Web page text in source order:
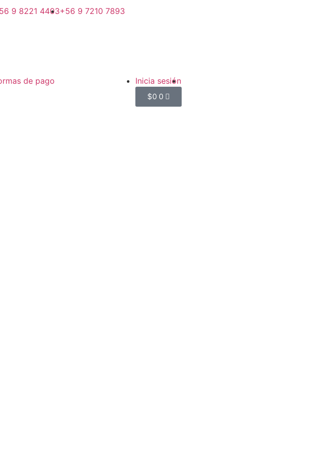
9 8221 4403+56 9 7210 7893
de pago Inicia sesión
$0 0